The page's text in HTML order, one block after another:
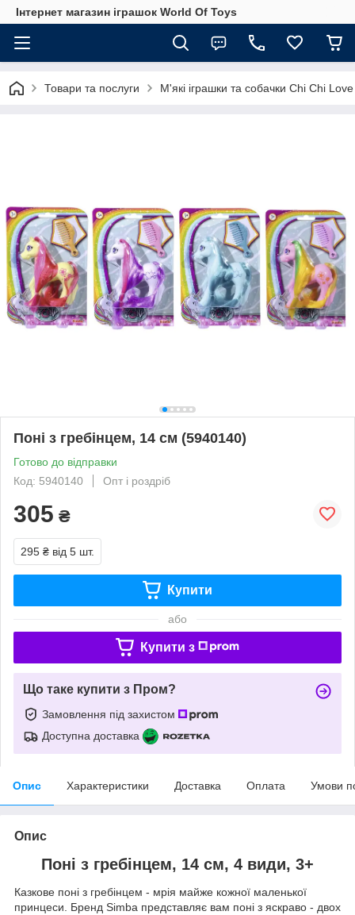
Інтернет магазин іграшок World Of Toys
Товари та послуги М'які іграшки та собачки Chi Chi Love
Понi з гребiнцем, 14 см (5940140)
Готово до відправки
Код: 5940140
Опт і роздріб
305 ₴
295 ₴ від 5 шт.
Купити
або
Купити з
Що таке купити з Пром?
Замовлення під захистом
Доступна доставка
Опис Характеристики Доставка Оплата Умови
Опис
Понi з гребiнцем, 14 см, 4 види, 3+
Казкове поні з гребінцем - мрія майже кожної маленької
принцеси. Бренд Simba представляє вам поні з яскраво - двох